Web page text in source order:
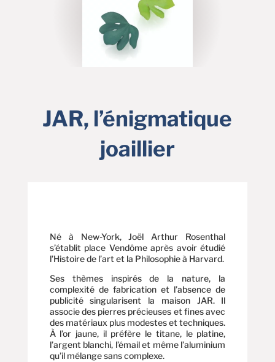
JAR, l’énigmatique
joaillier
Né à New-York, Joël Arthur Rosenthal
s’établit place Vendôme après avoir étudié
l’Histoire de l’art et la Philosophie à Harvard.
Ses thèmes inspirés de la nature, la
complexité de fabrication et l’absence de
publicité singularisent la maison JAR. Il
associe des pierres précieuses et fines avec
des matériaux plus modestes et techniques.
À l’or jaune, il préfère le titane, le platine,
l’argent blanchi, l’émail et même l’aluminium
qu’il mélange sans complexe.